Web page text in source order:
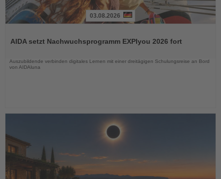
die
03.08.2026
AIDA setzt Nachwuchsprogramm EXPIyou 2026 fort
Auszubildende verbinden digitales Lernen mit einer dreitägigen Schulungsreise an Bord
von AIDAluna